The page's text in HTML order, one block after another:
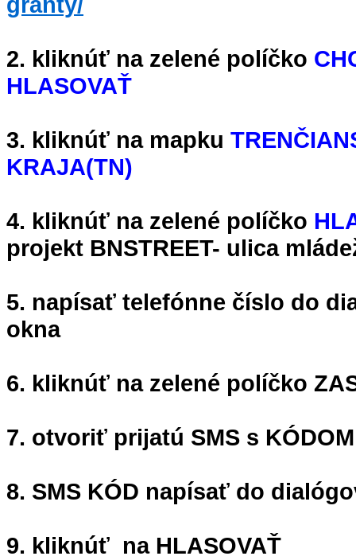
2. kliknúť na zelené políčko
HLASOVAŤ
3. kliknúť na mapku
KRAJA(TN)
4. kliknúť na zelené políčko
projekt BNSTREET- ulica
5. napísať telefónne číslo do
okna
6. kliknúť na zelené políčko
7. otvoriť prijatú SMS s KÓDOM
8. SMS KÓD napísať do
9. kliknúť na HLASOVAŤ